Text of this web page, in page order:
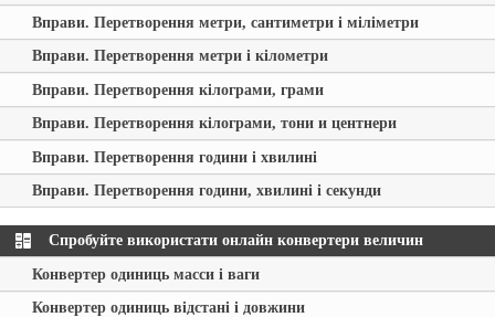
Вправи. Перетворення метри, сантиметри і міліметри
Вправи. Перетворення метри і кілометри
Вправи. Перетворення кілограми, грами
Вправи. Перетворення кілограми, тони и центнери
Вправи. Перетворення години і хвилині
Вправи. Перетворення години, хвилині і секунди
Спробуйте використати онлайн конвертери величин
Конвертер одиниць масси і ваги
Конвертер одиниць відстані і довжини